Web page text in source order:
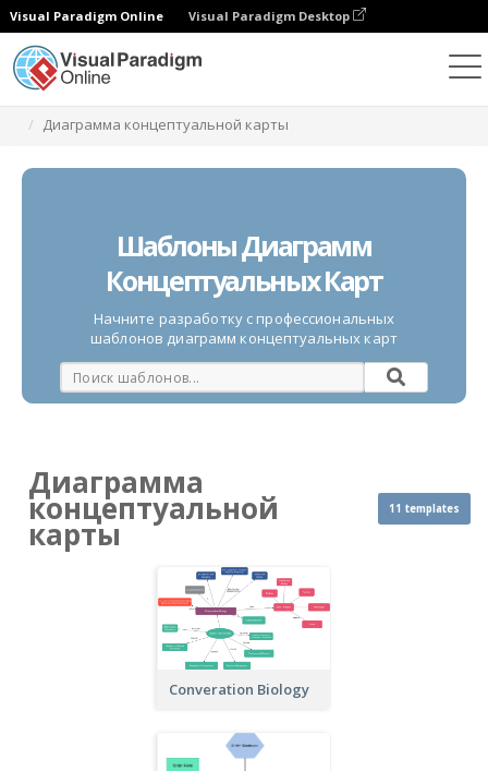
Visual Paradigm Online Visual Paradigm Desktop
Диаграмма концептуальной карты
Шаблоны Диаграмм
Концептуальных Карт
Начните разработку с профессиональных
шаблонов диаграмм концептуальных карт
Диаграмма
концептуальной
карты
11 templates
Converation Biology